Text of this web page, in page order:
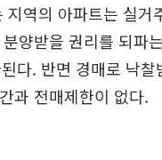
지역의 아파트는 실거
양받을 권리를 되파
다. 반면 경매로 낙찰
과 전매제한이 없다.